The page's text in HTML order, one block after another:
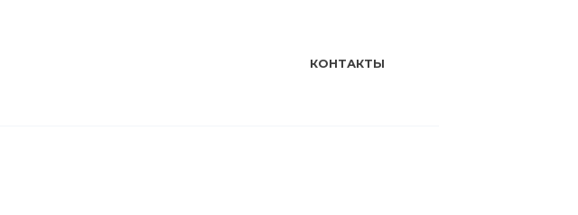
КОНТАКТЫ